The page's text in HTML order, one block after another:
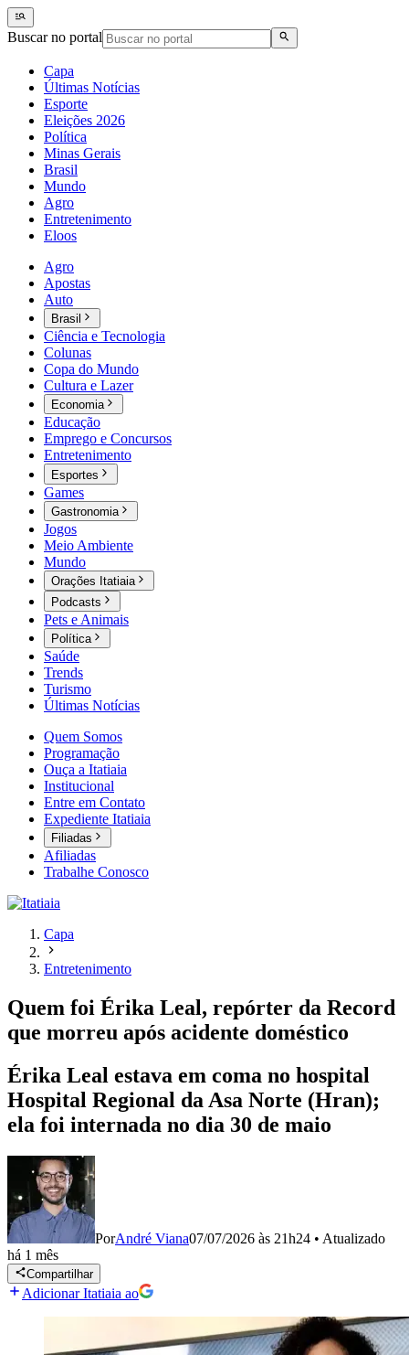
Buscar no portal
Capa
Últimas Notícias
Esporte
Eleições 2026
Política
Minas Gerais
Brasil
Mundo
Agro
Entretenimento
Eloos
Agro
Apostas
Auto
Brasil
Ciência e Tecnologia
Colunas
Copa do Mundo
Cultura e Lazer
Economia
Educação
Emprego e Concursos
Entretenimento
Esportes
Games
Gastronomia
Jogos
Meio Ambiente
Mundo
Orações Itatiaia
Podcasts
Pets e Animais
Política
Saúde
Trends
Turismo
Últimas Notícias
Quem Somos
Programação
Ouça a Itatiaia
Institucional
Entre em Contato
Expediente Itatiaia
Filiadas
Afiliadas
Trabalhe Conosco
Capa
Entretenimento
Quem foi Érika Leal, repórter da Record
que morreu após acidente doméstico
Érika Leal estava em coma no hospital
Hospital Regional da Asa Norte (Hran);
ela foi internada no dia 30 de maio
PorAndré Viana07/07/2026 às 21h24 • Atualizado
há 1 mês
Compartilhar
Adicionar Itatiaia ao